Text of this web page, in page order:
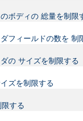
ボディの 総量を制限
フィールドの数を 制
の サイズを制限する
ズを制限する
する